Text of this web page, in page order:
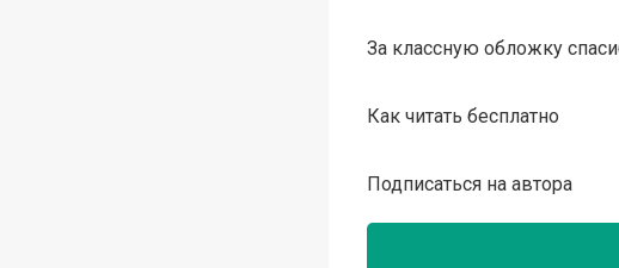
За классную обложку
Как читать бесплатно
Подписаться на автора